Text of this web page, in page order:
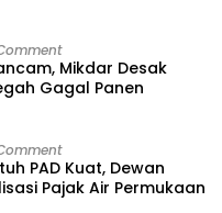
Mikdar Desak
Gagal Panen
PAD Kuat, Dewan
Pajak Air Permukaan